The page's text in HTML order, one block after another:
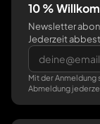
10 %
Newsletter
Jederzeit
Mit der Anmeldung
Abmeldung